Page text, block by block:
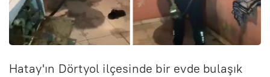
Hatay'ın Dörtyol ilçesinde bir evde bulaşık